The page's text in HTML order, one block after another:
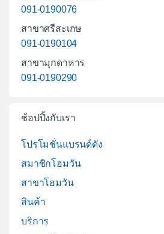
091-0190076
สาขาศรีสะเกษ
091-0190104
สาขามุกดาหาร
091-0190290
ช้อปปิ้งกับเรา
โปรโมชั่นแบรนด์ดัง
สมาชิกโฮมวัน
สาขาโฮมวัน
สินค้า
บริการ